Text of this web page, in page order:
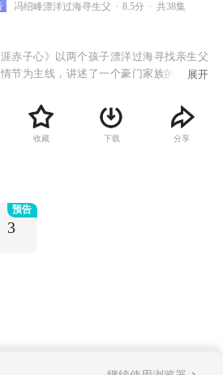
冯绍峰漂洋过海寻生父 8.5分 共38集
涯赤子心》以两个孩子漂洋过海寻找亲生父
节为主线，讲述了一个豪门家族的恩怨是
媒体誉为“重磅催泪弹”。剧中主人公小君
在母亲和外婆相继辞世后，为了寻找父亲
贤，千里迢迢跨越台湾海峡来到厦门，经历
展开
收藏 下载 分享
3
预告